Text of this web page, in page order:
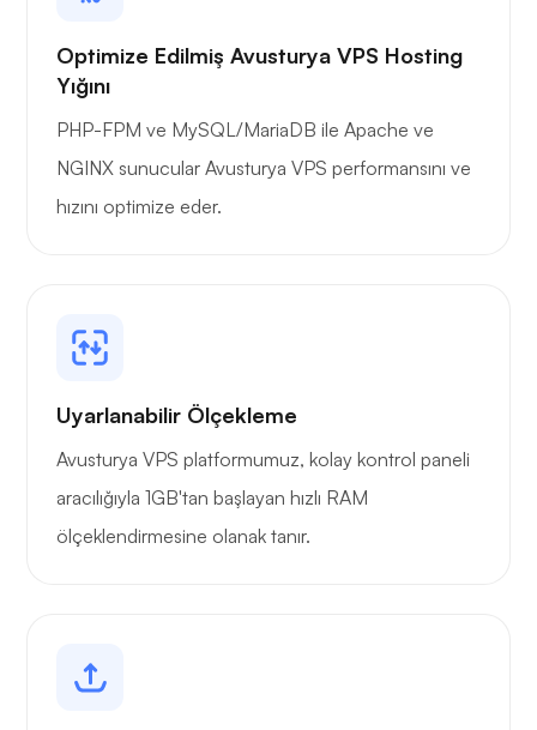
Optimize Edilmiş Avusturya VPS Hosting
Yığını
PHP-FPM ve MySQL/MariaDB ile Apache ve
NGINX sunucular Avusturya VPS performansını ve
hızını optimize eder.
Uyarlanabilir Ölçekleme
Avusturya VPS platformumuz, kolay kontrol paneli
aracılığıyla 1GB'tan başlayan hızlı RAM
ölçeklendirmesine olanak tanır.